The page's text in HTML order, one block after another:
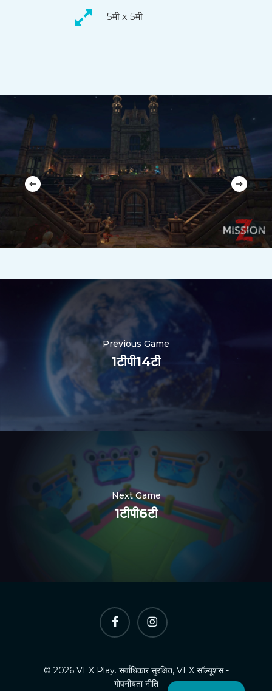
5मी x 5मी
Previous Game
1टीपी14टी
Next Game
1टीपी6टी
फेसबुक Instagram
© 2026 VEX Play. सर्वाधिकार सुरक्षित, VEX सॉल्यूशंस -
गोपनीयता नीति
English
Русский
Polski
한국어